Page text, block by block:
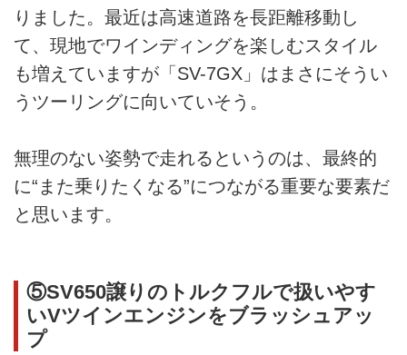
りました。最近は高速道路を長距離移動し
て、現地でワインディングを楽しむスタイル
も増えていますが「SV-7GX」はまさにそうい
うツーリングに向いていそう。
無理のない姿勢で走れるというのは、最終的
に“また乗りたくなる”につながる重要な要素だ
と思います。
⑤SV650譲りのトルクフルで扱いやす
いVツインエンジンをブラッシュアッ
プ